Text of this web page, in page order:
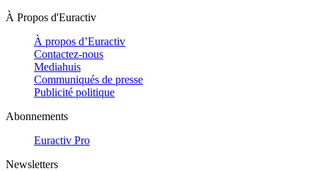
À Propos d'Euractiv
À propos d’Euractiv
Contactez-nous
Mediahuis
Communiqués de presse
Publicité politique
Abonnements
Euractiv Pro
Newsletters